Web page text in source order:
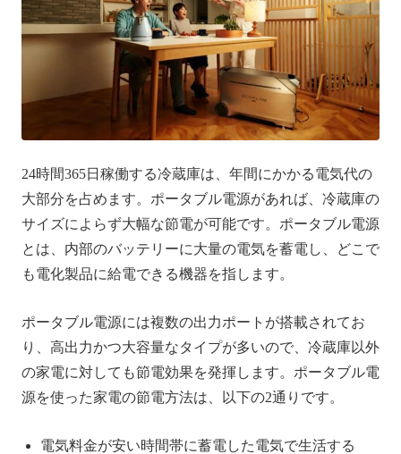
24時間365日稼働する冷蔵庫は、年間にかかる電気代の
大部分を占めます。ポータブル電源があれば、冷蔵庫の
サイズによらず大幅な節電が可能です。ポータブル電源
とは、内部のバッテリーに大量の電気を蓄電し、どこで
も電化製品に給電できる機器を指します。
ポータブル電源には複数の出力ポートが搭載されてお
り、高出力かつ大容量なタイプが多いので、冷蔵庫以外
の家電に対しても節電効果を発揮します。ポータブル電
源を使った家電の節電方法は、以下の2通りです。
電気料金が安い時間帯に蓄電した電気で生活する